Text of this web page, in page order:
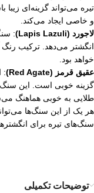
تیره می‌تواند گزینه‌ای
و خاصی ایجاد می‌کند.
لاجورد (Lapis Lazuli)
:
انگشتر می‌دهد. ترکیب رنگ
خواهد بود.
عقیق قرمز (Red Agate)
:
گزینه خوبی است. این سنگ
طلایی به خوبی هماهنگ
هر یک از این سنگ‌ها
سنگ‌های تیره برای
توضیحات تکمیلی